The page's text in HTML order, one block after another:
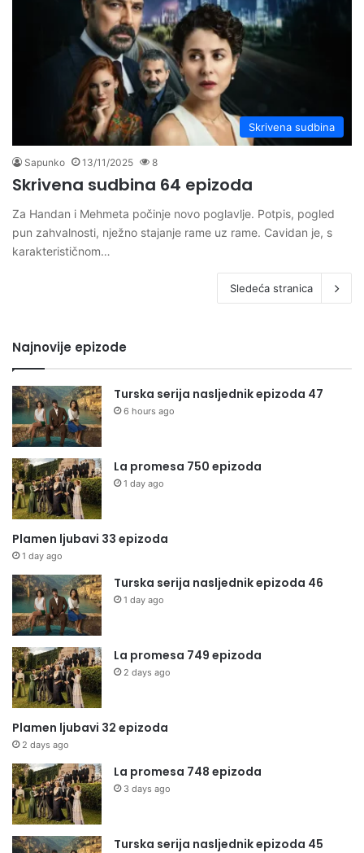
Skrivena sudbina
Sapunko 13/11/2025 8
Skrivena sudbina 64 epizoda
Za Handan i Mehmeta počinje novo poglavlje. Potpis, pogled
pun zahvalnosti, nježno stajanje rame uz rame. Cavidan je, s
karakterističnom…
Sledeća stranica
Najnovije epizode
Turska serija nasljednik epizoda 47
6 hours ago
La promesa 750 epizoda
1 day ago
Plamen ljubavi 33 epizoda
1 day ago
Turska serija nasljednik epizoda 46
1 day ago
La promesa 749 epizoda
2 days ago
Plamen ljubavi 32 epizoda
2 days ago
La promesa 748 epizoda
3 days ago
Turska serija nasljednik epizoda 45